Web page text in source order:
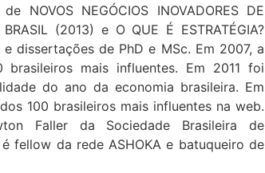
NEGÓCIOS INOVADORES DE
BRASIL (2013) e O QUE É ESTRATÉGIA?
dissertações de PhD e MSc. Em 2007, a
mais influentes. Em 2011 foi
do ano da economia brasileira. Em
100 brasileiros mais influentes na web.
Faller da Sociedade Brasileira de
fellow da rede ASHOKA e batuqueiro de